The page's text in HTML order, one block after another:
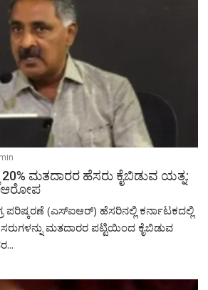
ಮತದಾರರ ಹೆಸರು ಕೈಬಿಡುವ ಯತ್ನ:
ಆರೋಪ
ಪರಿಷ್ಕರಣೆ (ಎಸ್‌ಐಆರ್‌) ಹೆಸರಿನಲ್ಲಿ ಕರ್ನಾಟಕದಲ್ಲಿ
ಮತದಾರರ ಪಟ್ಟಿಯಿಂದ ಕೈಬಿಡುವ